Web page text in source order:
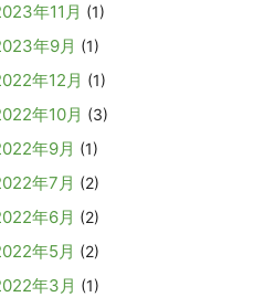
年11月 (1)
年9月 (1)
年12月 (1)
年10月 (3)
年9月 (1)
年7月 (2)
年6月 (2)
年5月 (2)
年3月 (1)